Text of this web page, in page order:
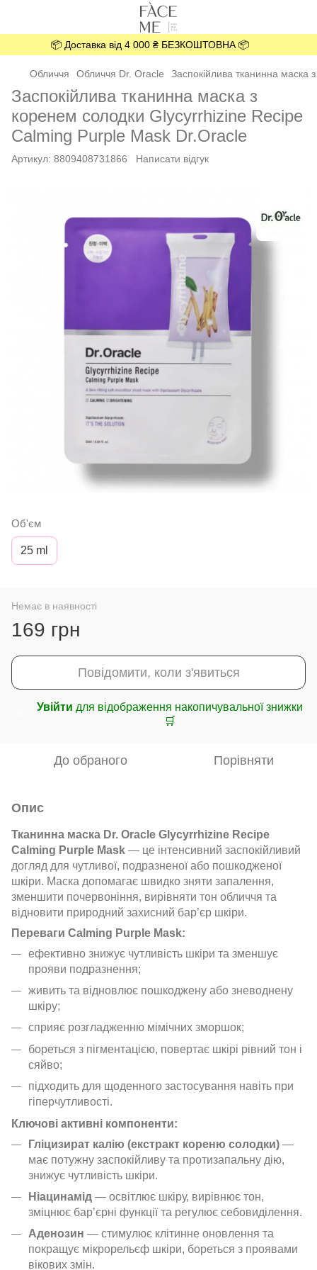
📦 Доставка від 4 000 ₴ БЕЗКОШТОВНА 📦
Обличчя Обличчя Dr. Oracle Заспокійлива тканинна
Заспокійлива тканинна маска з
коренем солодки Glycyrrhizine Recipe
Calming Purple Mask Dr.Oracle
Артикул: 8809408731866 Написати відгук
Об'єм
25 ml
Немає в наявності
169 грн
Повідомити, коли з'явиться
Увійти для відображення накопичувальної знижки
🛒
До обраного Порівняти
Опис
Тканинна маска Dr. Oracle Glycyrrhizine Recipe
Calming Purple Mask — це інтенсивний заспокійливий
догляд для чутливої, подразненої або пошкодженої
шкіри. Маска допомагає швидко зняти запалення,
зменшити почервоніння, вирівняти тон обличчя та
відновити природний захисний бар’єр шкіри.
Переваги Calming Purple Mask:
ефективно знижує чутливість шкіри та зменшує
прояви подразнення;
живить та відновлює пошкоджену або зневоднену
шкіру;
сприяє розгладженню мімічних зморшок;
бореться з пігментацією, повертає шкірі рівний тон і
сяйво;
підходить для щоденного застосування навіть при
гіперчутливості.
Ключові активні компоненти:
Гліцизират калію (екстракт кореню солодки) —
має потужну заспокійливу та протизапальну дію,
знижує чутливість шкіри.
Ніацинамід — освітлює шкіру, вирівнює тон,
зміцнює бар’єрні функції та регулює себовиділення.
Аденозин — стимулює клітинне оновлення та
покращує мікрорельєф шкіри, бореться з проявами
вікових змін.